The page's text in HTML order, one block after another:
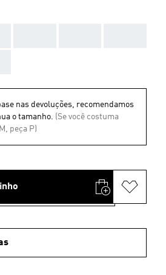
nas devoluções, recomendamos
o tamanho. (Se você costuma
peça P)